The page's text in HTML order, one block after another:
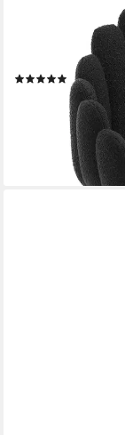
WAHSON OFFICE
Loungesessel
Metallbeinen
(3)
UVP
lieferbar - in 3-4